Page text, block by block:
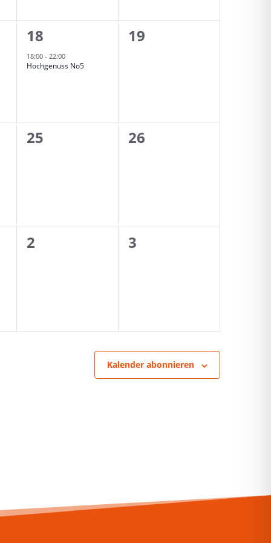
1
Veranstaltung,
18
18:00- 22:00
Hochgenuss No5
0
19
0
25
0
26
0
2
0
3
Kalender abonnieren